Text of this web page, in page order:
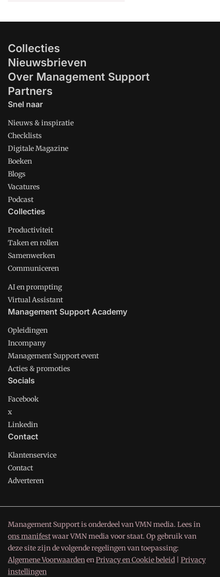
Collecties
Nieuwsbrieven
Over Management Support
Partners
Snel naar
Nieuws & inspiratie
Checklists
Digitale Magazine
Boeken
Blogs
Vacatures
Podcast
Collecties
Productiviteit
Taken en rollen
Samenwerken
Communiceren
AI en prompting
Virtual Assistant
Management Support Academy
Opleidingen
Incompany
Management Support event
Acties & promoties
Socials
Facebook
x
Linkedin
Contact
Klantenservice
Contact
Adverteren
Management Support is onderdeel van VMN media. Lees in
ons manifestwaar VMN media voor staat. Op gebruik van
deze site zijn de volgende regelingen van toepassing:
Algemene VoorwaardenenPrivacy en Cookie beleid
Privacy
instellingen